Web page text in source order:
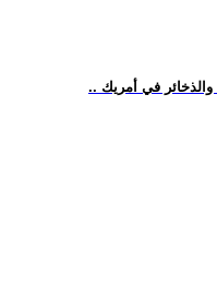
والذخائر في أمريك